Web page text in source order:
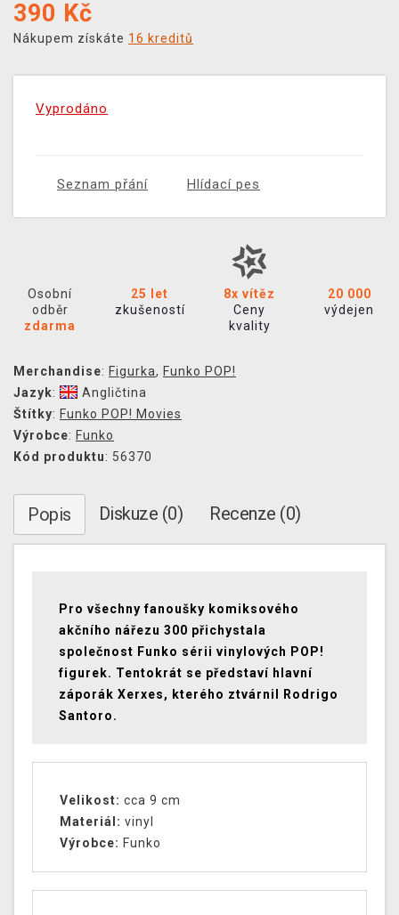
390 Kč
Nákupem získáte 16 kreditů
Vyprodáno
Seznam přání Hlídací pes
Osobní
odběr
zdarma
25 let
zkušeností
8x vítěz
Ceny
kvality
20 000
výdejen
Merchandise: Figurka, Funko POP!
Jazyk:
Angličtina
Štítky: Funko POP! Movies
Výrobce: Funko
Kód produktu: 56370
Popis Diskuze (0) Recenze (0)
Pro všechny fanoušky komiksového
akčního nářezu 300 přichystala
společnost Funko sérii vinylových POP!
figurek. Tentokrát se představí hlavní
záporák Xerxes, kterého ztvárnil Rodrigo
Santoro.
Velikost: cca 9 cm
Materiál: vinyl
Výrobce: Funko